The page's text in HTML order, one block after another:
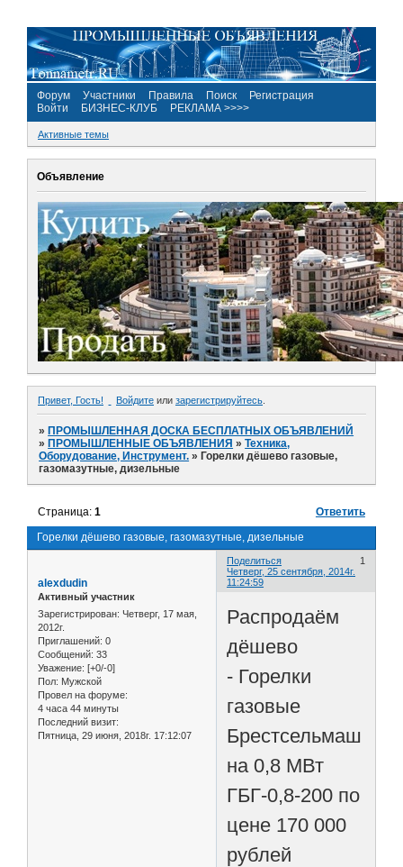
Форум Участники Правила Поиск
Регистрация
Войти
БИЗНЕС-КЛУБ РЕКЛАМА >>>>
Активные темы
Объявление
Привет, Гость! Войдите или зарегистрируйтесь
»ПРОМЫШЛЕННАЯ ДОСКА БЕСПЛАТНЫХ ОБЪЯВЛЕНИЙ
»ПРОМЫШЛЕННЫЕ ОБЪЯВЛЕНИЯ »Техника,
Оборудование, Инструмент. »Горелки дёшево газовые,
газомазутные, дизельные
Горелки дёшево газовые, газомазутные, дизельные
Страница:1 Ответить
Поделиться
1
Четверг, 25 сентября, 2014г.
11:24:59
alexdudin
Активный участник
Зарегистрирован: Четверг, 17 мая,
2012г.
Приглашений: 0
Сообщений: 33
Уважение: [+0/-0]
Пол: Мужской
Провел на форуме:
4 часа 44 минуты
Последний визит:
Пятница, 29 июня, 2018г. 17:12:07
Распродаём
дёшево
- Горелки
газовые
Брестсельмаш
на 0,8 МВт
ГБГ-0,8-200 по
цене 170 000
рублей